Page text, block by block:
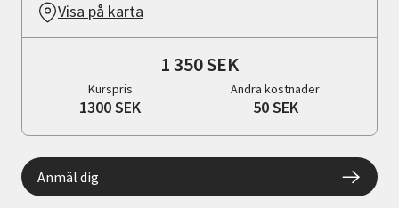
Visa på karta
1 350 SEK
Kurspris
1300 SEK
Andra kostnader
50 SEK
Anmäl dig